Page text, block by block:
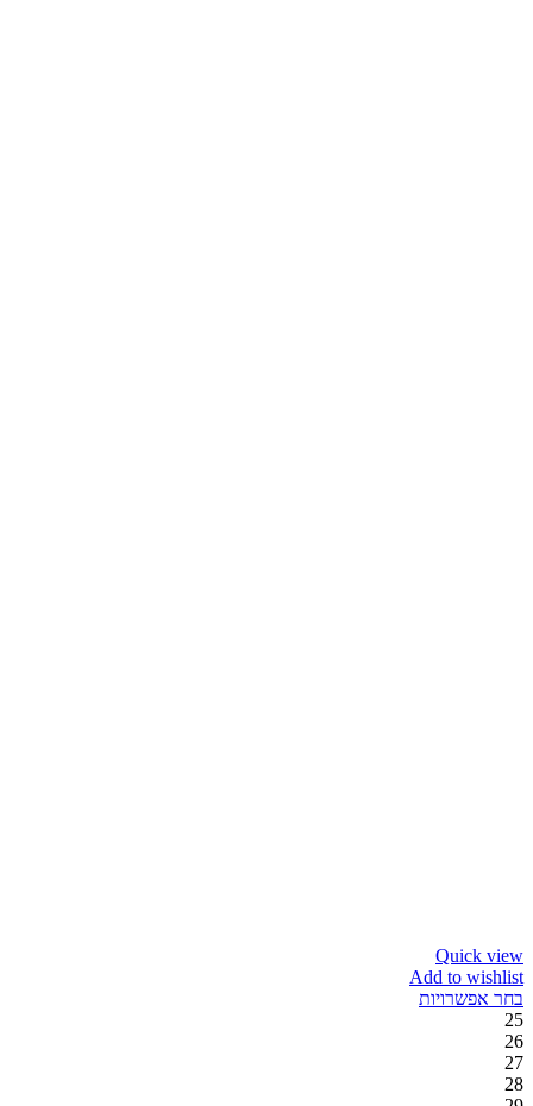
Quick view
Add to wishlist
בחר אפשרויות
25
26
27
28